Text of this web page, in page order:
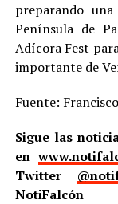
preparando
Península de
Adícora Fest
importante de
Fuente:
Sigue las
en
Twitter
NotiFalcón